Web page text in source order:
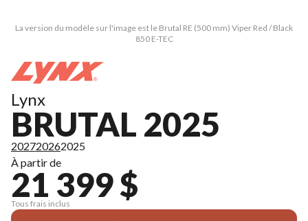
La version du modèle sur l'image est le Brutal RE (500 mm) Viper Red / Black
850 E-TEC
Lynx
BRUTAL 2025
202720262025
À partir de
21 399 $
Tous frais inclus